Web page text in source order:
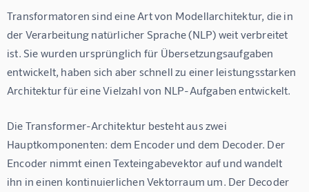
Transformatoren sind eine Art von Modellarchitektur, die in
der Verarbeitung natürlicher Sprache (NLP) weit verbreitet
ist. Sie wurden ursprünglich für Übersetzungsaufgaben
entwickelt, haben sich aber schnell zu einer leistungsstarken
Architektur für eine Vielzahl von NLP-Aufgaben entwickelt.
Die Transformer-Architektur besteht aus zwei
Hauptkomponenten: dem Encoder und dem Decoder. Der
Encoder nimmt einen Texteingabevektor auf und wandelt
ihn in einen kontinuierlichen Vektorraum um. Der Decoder